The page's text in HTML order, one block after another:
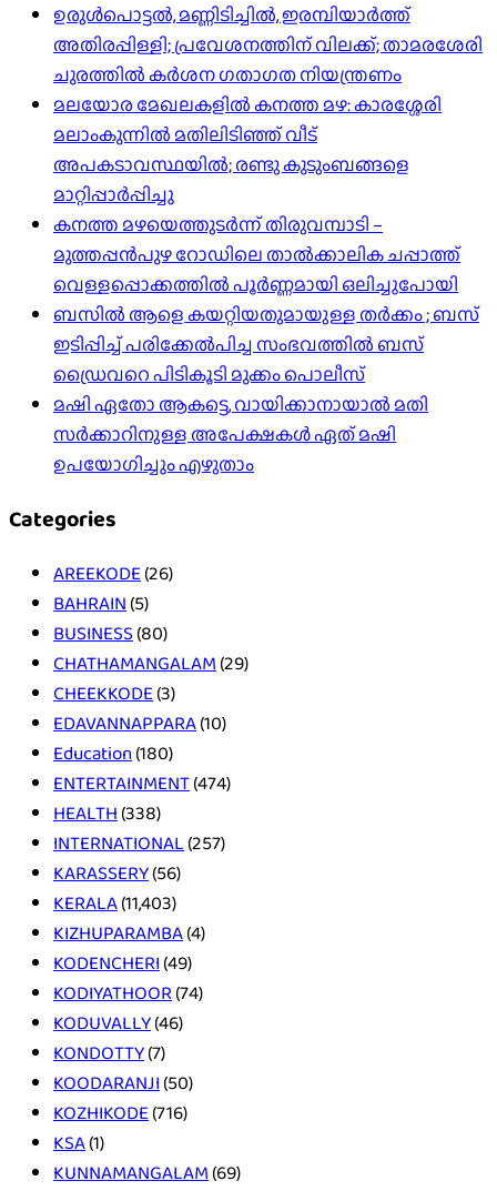
ഉരുൾപൊട്ടൽ, മണ്ണിടിച്ചിൽ, ഇരമ്പിയാര്‍ത്ത്
അതിരപ്പിള്ളി; പ്രവേശനത്തിന് വിലക്ക്; താമരശേരി
ചുരത്തില്‍ കര്‍ശന ഗതാഗത നിയന്ത്രണം
മലയോര മേഖലകളിൽ കനത്ത മഴ: കാരശ്ശേരി
മലാംകുന്നിൽ മതിലിടിഞ്ഞ് വീട്
അപകടാവസ്ഥയിൽ; രണ്ടു കുടുംബങ്ങളെ
മാറ്റിപ്പാർപ്പിച്ചു
കനത്ത മഴയെത്തുടർന്ന് തിരുവമ്പാടി –
മുത്തപ്പൻപുഴ റോഡിലെ താൽക്കാലിക ചപ്പാത്ത്
വെള്ളപ്പൊക്കത്തിൽ പൂർണ്ണമായി ഒലിച്ചുപോയി
ബസിൽ ആളെ കയറ്റിയതുമായുള്ള തർക്കം ; ബസ്
ഇടിപ്പിച്ച് പരിക്കേൽപിച്ച സംഭവത്തിൽ ബസ്
ഡ്രൈവറെ പിടികൂടി മുക്കം പൊലീസ്
മഷി ഏതോ ആകട്ടെ, വായിക്കാനായാൽ മതി​
സർക്കാറിനുള്ള അപേക്ഷകൾ ഏത് മഷി
ഉപയോഗിച്ചും എഴുതാം
Categories
AREEKODE(26)
BAHRAIN(5)
BUSINESS(80)
CHATHAMANGALAM(29)
CHEEKKODE(3)
EDAVANNAPPARA(10)
Education(180)
ENTERTAINMENT(474)
HEALTH(338)
INTERNATIONAL(257)
KARASSERY(56)
KERALA(11,403)
KIZHUPARAMBA(4)
KODENCHERI(49)
KODIYATHOOR(74)
KODUVALLY(46)
KONDOTTY(7)
KOODARANJI(50)
KOZHIKODE(716)
KSA(1)
KUNNAMANGALAM(69)